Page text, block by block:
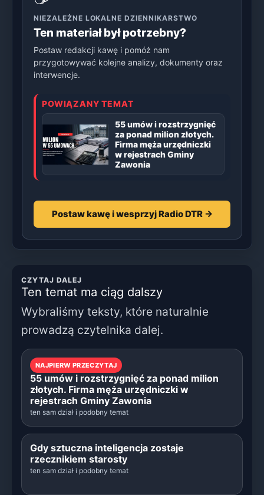
NIEZALEŻNE LOKALNE DZIENNIKARSTWO
Ten materiał był potrzebny?
Postaw redakcji kawę i pomóż nam
przygotowywać kolejne analizy, dokumenty oraz
interwencje.
POWIĄZANY TEMAT
55 umów i rozstrzygnięć
za ponad milion złotych.
Firma męża urzędniczki
w rejestrach Gminy
Zawonia
Postaw kawę i wesprzyj Radio DTR →
CZYTAJ DALEJ
Ten temat ma ciąg dalszy
Wybraliśmy teksty, które naturalnie
prowadzą czytelnika dalej.
NAJPIERW PRZECZYTAJ
55 umów i rozstrzygnięć za ponad milion
złotych. Firma męża urzędniczki w
rejestrach Gminy Zawonia
ten sam dział i podobny temat
Gdy sztuczna inteligencja zostaje
rzecznikiem starosty
ten sam dział i podobny temat